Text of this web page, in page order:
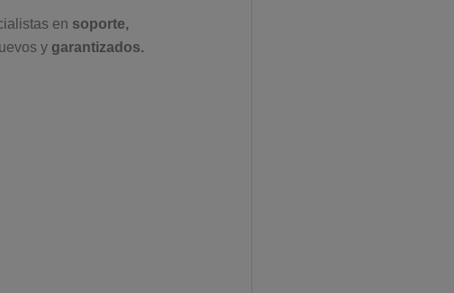
en soporte,
y garantizados.